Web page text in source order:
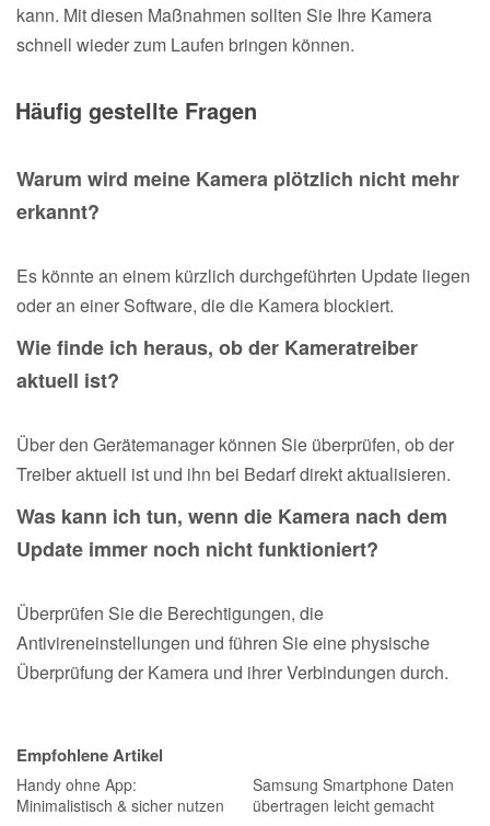
kann. Mit diesen Maßnahmen sollten Sie Ihre Kamera
schnell wieder zum Laufen bringen können.
Häufig gestellte Fragen
Warum wird meine Kamera plötzlich nicht mehr
erkannt?
Es könnte an einem kürzlich durchgeführten Update liegen
oder an einer Software, die die Kamera blockiert.
Wie finde ich heraus, ob der Kameratreiber
aktuell ist?
Über den Gerätemanager können Sie überprüfen, ob der
Treiber aktuell ist und ihn bei Bedarf direkt aktualisieren.
Was kann ich tun, wenn die Kamera nach dem
Update immer noch nicht funktioniert?
Überprüfen Sie die Berechtigungen, die
Antivireneinstellungen und führen Sie eine physische
Überprüfung der Kamera und ihrer Verbindungen durch.
Empfohlene Artikel
Handy ohne App:
Minimalistisch & sicher nutzen
Samsung Smartphone Daten
übertragen leicht gemacht